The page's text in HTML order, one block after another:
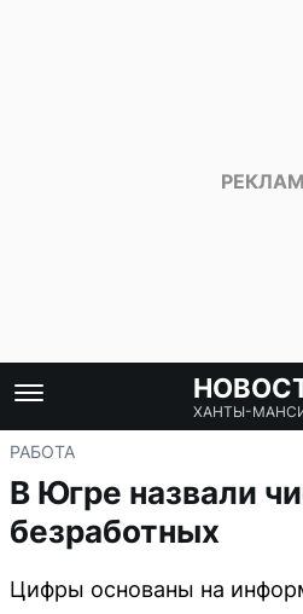
ХАНТЫ-
РАБОТА
В Югре назвали
безработных
Цифры основаны на